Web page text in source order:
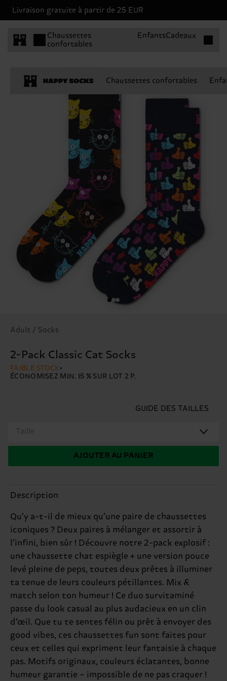
Livraison gratuite à partir de 25 EUR
Chaussettes
confortables
EnfantsCadeaux
Chaussettes confortables
Adult / Socks
2-Pack Classic Cat Socks
FAIBLE STOCK
ÉCONOMISEZ MIN. 15 % SUR LOT 2 P.
GUIDE DES TAILLES
Taille
AJOUTER AU PANIER
Description
Qu’y a-t-il de mieux qu’une paire de chaussettes
iconiques ? Deux paires à mélanger et assortir à
l’infini, bien sûr ! Découvre notre 2-pack explosif :
une chaussette chat espiègle + une version pouce
levé pleine de peps, toutes deux prêtes à illuminer
ta tenue de leurs couleurs pétillantes. Mix &
match selon ton humeur ! Ce duo survitaminé
passe du look casual au plus audacieux en un clin
d’œil. Que tu te sentes félin ou prêt à envoyer des
good vibes, ces chaussettes fun sont faites pour
ceux et celles qui expriment leur fantaisie à chaque
pas. Motifs originaux, couleurs éclatantes, bonne
humeur garantie – impossible de ne pas craquer !